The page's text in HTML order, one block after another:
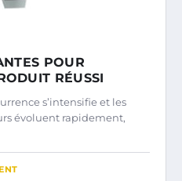
POUR
RÉUSSI
s’intensifie et les
évoluent rapidement,